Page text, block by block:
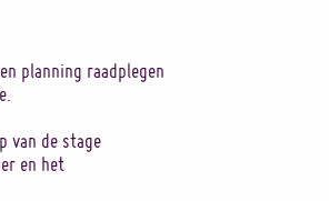
planning raadplegen
van de stage
en het